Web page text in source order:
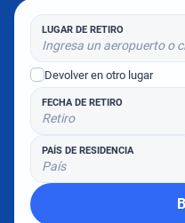
LUGAR DE RETIRO
Ingresa un aeropuerto o
Devolver en otro lugar
FECHA DE RETIRO
Retiro
PAÍS DE RESIDENCIA
País